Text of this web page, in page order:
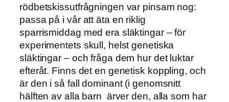
rödbetskissutfrågningen var pinsam nog:
passa på i vår att äta en riklig
sparrismiddag med era släktingar – för
experimentets skull, helst genetiska
släktingar – och fråga dem hur det luktar
efteråt. Finns det en genetisk koppling, och
är den i så fall dominant (i genomsnitt
hälften av alla barn ärver den, alla som har